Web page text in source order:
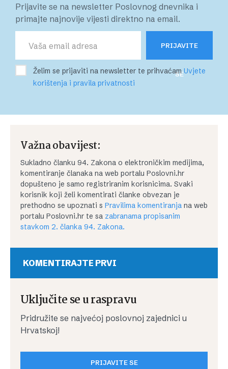
Prijavite se na newsletter Poslovnog dnevnika i
primajte najnovije vijesti direktno na email.
PRIJAVITE
SE
Želim se prijaviti na newsletter te prihvaćamUvjete
korištenja i pravila privatnosti
Važna obavijest:
Sukladno članku 94. Zakona o elektroničkim medijima,
komentiranje članaka na web portalu Poslovni.hr
dopušteno je samo registriranim korisnicima. Svaki
korisnik koji želi komentirati članke obvezan je
prethodno se upoznati s Pravilima komentiranja na web
portalu Poslovni.hr te sa zabranama propisanim
stavkom 2. članka 94. Zakona.
KOMENTIRAJTE PRVI
Uključite se u raspravu
Pridružite se najvećoj poslovnoj zajednici u
Hrvatskoj!
PRIJAVITE SE